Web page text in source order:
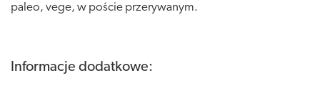
paleo, vege, w poście przerywanym.
Informacje dodatkowe: